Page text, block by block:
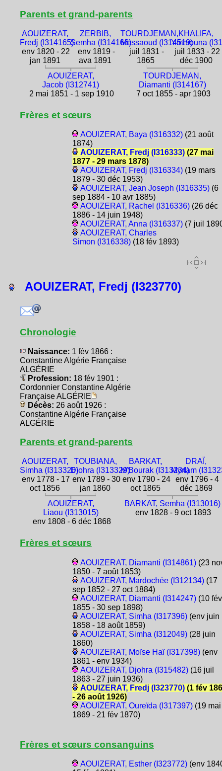
Parents et grand-parents
AOUIZERAT,
Fredj (I314165)
env 1820 - 22
jan 1891
ZERBIB,
Semha (I314166)
env 1819 -
ava 1891
TOURDJEMAN,
Messaoud (I314519)
juil 1831 -
1865
KHALIFA,
Ymmouna
juil 1833 - 22
déc 1900
AOUIZERAT,
Jacob (I312741)
2 mai 1851 - 1 sep 1910
TOURDJEMAN,
Diamanti (I314167)
7 oct 1855 - apr 1903
Frères et sœurs
AOUIZERAT, Baya (I316332)(21 août
1874)
AOUIZERAT, Fredj (I316333)(27 mai
1877 - 29 mars 1878)
AOUIZERAT, Fredj (I316334)(19 mars
1879 - 30 déc 1953)
AOUIZERAT, Jean Joseph (I316335)(6
sep 1884 - 10 avr 1885)
AOUIZERAT, Rachel (I316336)(26 déc
1886 - 14 juin 1948)
AOUIZERAT, Anna (I316337)(7 juil
AOUIZERAT, Charles
Simon (I316338)(18 fév 1893)
AOUIZERAT, Fredj (I323770)
Chronologie
Naissance: 1 fév 1866 :
Constantine Algérie Française
ALGÉRIE
Profession: 18 fév 1901 :
Cordonnier Constantine Algérie
Française ALGÉRIE
Décès: 26 août 1926 :
Constantine Algérie Française
ALGÉRIE
Parents et grand-parents
AOUIZERAT,
Simha (I313326)
env 1778 - 17
oct 1856
TOUBIANA,
Djohra (I313329)
env 1789 - 30
jan 1860
BARKAT,
M'Bourak (I313234)
env 1790 - 24
oct 1865
DRAÏ,
Myriam
env 1796 - 4
déc 1869
AOUIZERAT,
Liaou (I313015)
env 1808 - 6 déc 1868
BARKAT, Semha (I313016)
env 1828 - 9 oct 1893
Frères et sœurs
AOUIZERAT, Diamanti (I314861)(23
1850 - 7 août 1853)
AOUIZERAT, Mardochée (I312134)(17
sep 1852 - 27 oct 1884)
AOUIZERAT, Diamanti (I314247)(10 fév
1855 - 30 sep 1898)
AOUIZERAT, Simha (I317396)(env juin
1858 - 18 août 1859)
AOUIZERAT, Simha (I312049)(28 juin
1860)
AOUIZERAT, Moïse Haï (I317398)(env
1861 - env 1934)
AOUIZERAT, Djohra (I315482)(16 juil
1863 - 27 juin 1936)
AOUIZERAT, Fredj (I323770)(1 fév
- 26 août 1926)
AOUIZERAT, Oureïda (I317397)(19 mai
1869 - 21 fév 1870)
Frères et sœurs consanguins
AOUIZERAT, Esther (I323772)(env